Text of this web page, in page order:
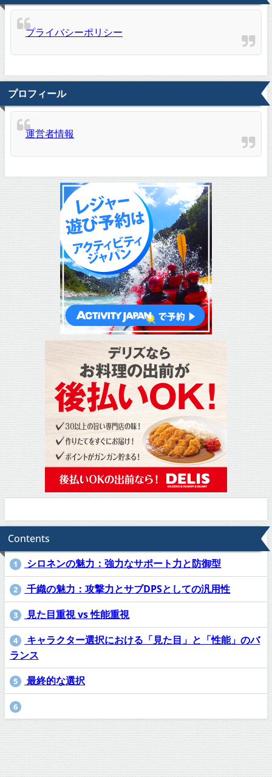
プライバシーポリシー
プロフィール
運営者情報
Contents
1 シロネンの魅力：強力なサポート力と防御型
2 千織の魅力：攻撃力とサブDPSとしての汎用性
3 見た目重視 vs 性能重視
4
キャラクター選択における「見た目」と「性能」のバ
ランス
5 最終的な選択
6